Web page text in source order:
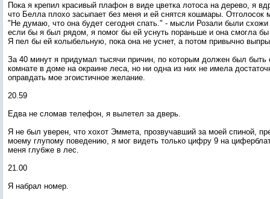
Пока я крепил красивый плафон в виде цветка лотоса на дерево, я
что Белла плохо засыпает без меня и ей снятся кошмары. Отголосок
"Не думаю, что она будет сегодня спать." - мысли Розали были
если бы я был рядом, я помог бы ей уснуть пораньше и она смогла
Я пел бы ей колыбельную, пока она не уснет, а потом привычно
За 40 минут я придумал тысячи причин, по которым должен был быть
комнате в доме на окраине леса, но ни одна из них не имела
оправдать мое эгоистичное желание.
20.59
Едва не сломав телефон, я вылетел за дверь.
Я не был уверен, что хохот Эммета, прозвучавший за моей спиной,
моему глупому поведению, я мог видеть только цифру 9 на
меня глубже в лес.
21.00
Я набрал номер.